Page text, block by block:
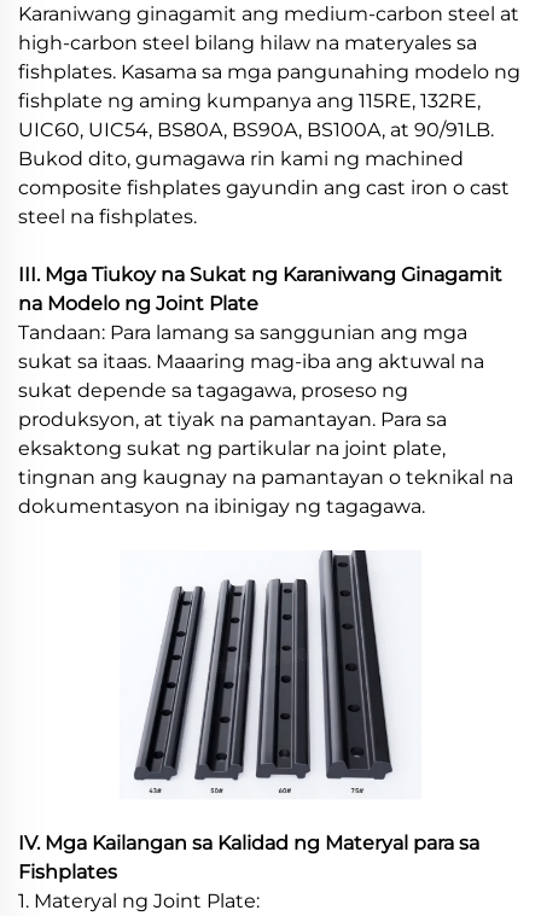
Karaniwang ginagamit ang medium-carbon steel at
high-carbon steel bilang hilaw na materyales sa
fishplates. Kasama sa mga pangunahing modelo ng
fishplate ng aming kumpanya ang 115RE, 132RE,
UIC60, UIC54, BS80A, BS90A, BS100A, at 90/91LB.
Bukod dito, gumagawa rin kami ng machined
composite fishplates gayundin ang cast iron o cast
steel na fishplates.
III. Mga Tiukoy na Sukat ng Karaniwang Ginagamit
na Modelo ng Joint Plate
Tandaan: Para lamang sa sanggunian ang mga
sukat sa itaas. Maaaring mag-iba ang aktuwal na
sukat depende sa tagagawa, proseso ng
produksyon, at tiyak na pamantayan. Para sa
eksaktong sukat ng partikular na joint plate,
tingnan ang kaugnay na pamantayan o teknikal na
dokumentasyon na ibinigay ng tagagawa.
IV. Mga Kailangan sa Kalidad ng Materyal para sa
Fishplates
1. Materyal ng Joint Plate: